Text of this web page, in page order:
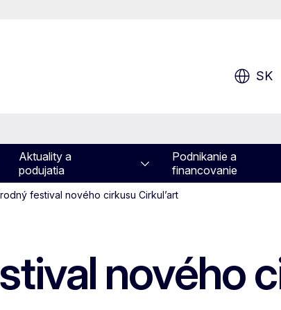
SK
Aktuality a
podujatia
Podnikanie a
financovanie
festival nového cirkusu Cirkul’art
nového